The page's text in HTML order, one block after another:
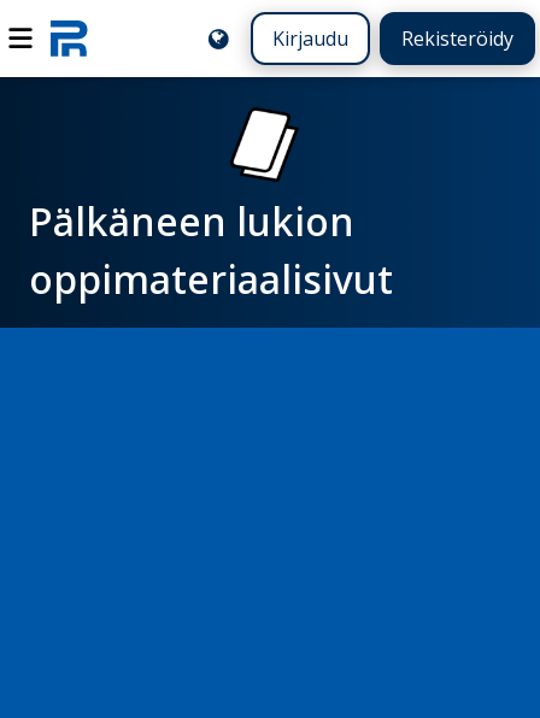
Kirjaudu Rekisteröidy
Pälkäneen lukion
oppimateriaalisivut